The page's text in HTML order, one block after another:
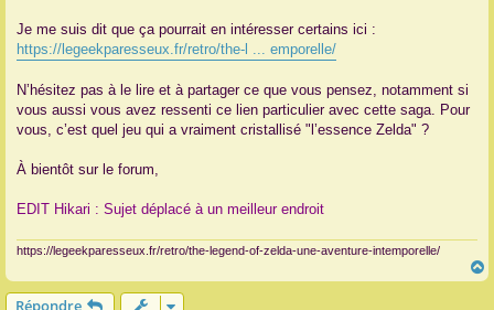
Je me suis dit que ça pourrait en intéresser certains ici :
https://legeekparesseux.fr/retro/the-l ... emporelle/
N’hésitez pas à le lire et à partager ce que vous pensez, notamment si
vous aussi vous avez ressenti ce lien particulier avec cette saga. Pour
vous, c’est quel jeu qui a vraiment cristallisé "l’essence Zelda" ?
À bientôt sur le forum,
EDIT Hikari : Sujet déplacé à un meilleur endroit
https://legeekparesseux.fr/retro/the-legend-of-zelda-une-aventure-intemporelle/
a
Répondre